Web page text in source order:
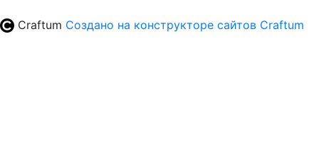
Craftum Создано на конструкторе сайтов Craftum